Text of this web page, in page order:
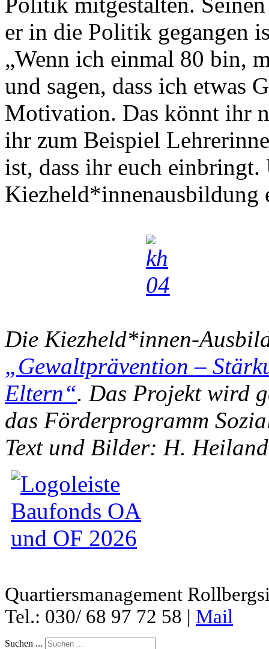
er in die Politik gegangen
„Wenn ich einmal 80 bin,
und sagen, dass ich etwas
Motivation. Das könnt ihr
ihr zum Beispiel
ist, dass ihr euch
Kiezheld*innenausbildung
Die Kiezheld*innen-
„Gewaltprävention –
Eltern“. Das Projekt wird
das Förderprogramm
Text und Bilder: H.
Quartiersmanagement
Tel.: 030/ 68 97 72 58 | Mail
Suchen ...